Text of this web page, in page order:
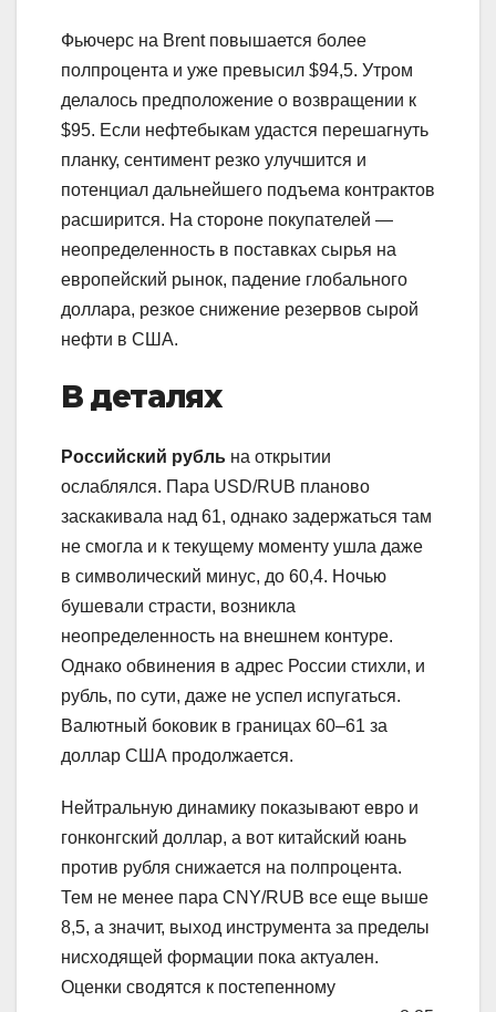
Фьючерс на Brent повышается более
полпроцента и уже превысил $94,5. Утром
делалось предположение о возвращении к
$95. Если нефтебыкам удастся перешагнуть
планку, сентимент резко улучшится и
потенциал дальнейшего подъема контрактов
расширится. На стороне покупателей —
неопределенность в поставках сырья на
европейский рынок, падение глобального
доллара, резкое снижение резервов сырой
нефти в США.
В деталях
Российский рубль на открытии
ослаблялся. Пара USD/RUB планово
заскакивала над 61, однако задержаться там
не смогла и к текущему моменту ушла даже
в символический минус, до 60,4. Ночью
бушевали страсти, возникла
неопределенность на внешнем контуре.
Однако обвинения в адрес России стихли, и
рубль, по сути, даже не успел испугаться.
Валютный боковик в границах 60–61 за
доллар США продолжается.
Нейтральную динамику показывают евро и
гонконгский доллар, а вот китайский юань
против рубля снижается на полпроцента.
Тем не менее пара CNY/RUB все еще выше
8,5, а значит, выход инструмента за пределы
нисходящей формации пока актуален.
Оценки сводятся к постепенному